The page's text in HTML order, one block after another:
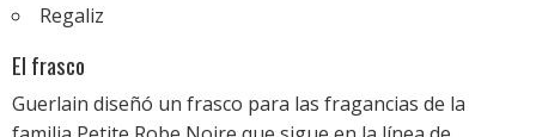
Regaliz
El frasco
Guerlain diseñó un frasco para las fragancias de la